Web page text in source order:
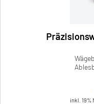
inkl. 19%